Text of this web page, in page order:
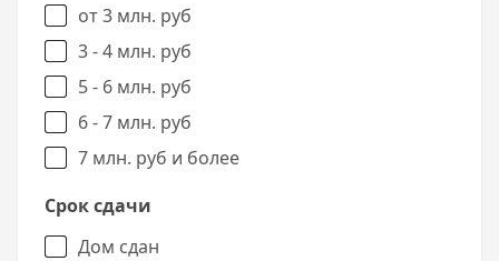
от 3 млн. руб
3 - 4 млн. руб
5 - 6 млн. руб
6 - 7 млн. руб
7 млн. руб и более
Срок сдачи
Дом сдан